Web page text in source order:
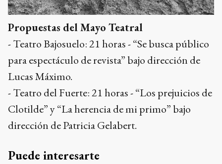
Propuestas del Mayo Teatral
- Teatro Bajosuelo: 21 horas - “Se busca público
para espectáculo de revista” bajo dirección de
Lucas Máximo.
- Teatro del Fuerte: 21 horas - “Los prejuicios de
Clotilde” y “La herencia de mi primo” bajo
dirección de Patricia Gelabert.
Puede interesarte